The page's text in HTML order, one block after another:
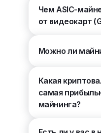
Чем ASIC-
от видеокарт
Можно ли
Какая
самая
майнинга?